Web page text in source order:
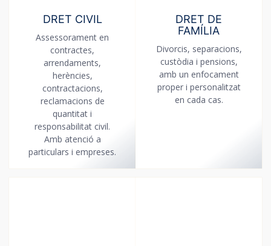
DRET CIVIL
Assessorament en
contractes,
arrendaments,
herències,
contractacions,
reclamacions de
quantitat i
responsabilitat civil.
Amb atenció a
particulars i empreses.
DRET DE
FAMÍLIA
Divorcis, separacions,
custòdia i pensions,
amb un enfocament
proper i personalitzat
en cada cas.